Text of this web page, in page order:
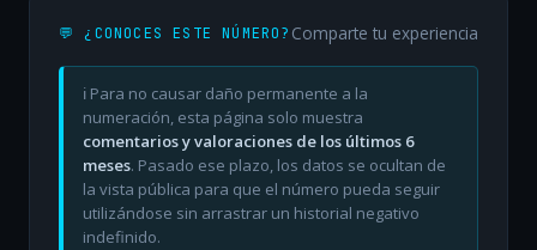
💬 ¿CONOCES ESTE NÚMERO? Comparte tu experiencia
ℹ️ Para no causar daño permanente a la
numeración, esta página solo muestra
comentarios y valoraciones de los últimos 6
meses. Pasado ese plazo, los datos se ocultan de
la vista pública para que el número pueda seguir
utilizándose sin arrastrar un historial negativo
indefinido.